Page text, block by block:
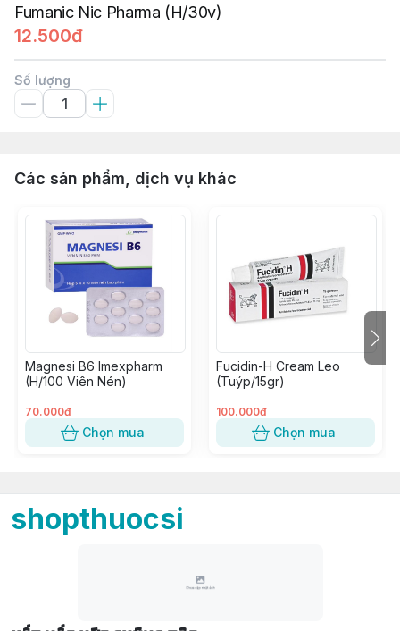
Fumanic Nic Pharma (H/30v)
12.500đ
Số lượng
Các sản phẩm, dịch vụ khác
Magnesi B6 Imexpharm
(H/100 Viên Nén)
70.000đ
Chọn mua
Fucidin-H Cream Leo
(Tuýp/15gr)
100.000đ
Chọn mua
shopthuocsi